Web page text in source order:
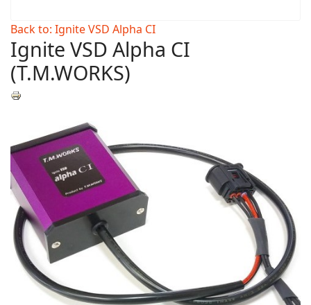
Back to: Ignite VSD Alpha CI
Ignite VSD Alpha CI
(T.M.WORKS)